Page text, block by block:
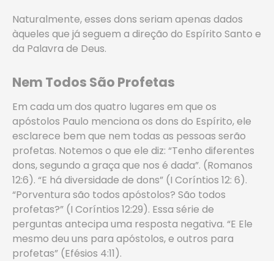
Naturalmente, esses dons seriam apenas dados
àqueles que já seguem a direção do Espírito Santo e
da Palavra de Deus.
Nem Todos São Profetas
Em cada um dos quatro lugares em que os
apóstolos Paulo menciona os dons do Espírito, ele
esclarece bem que nem todas as pessoas serão
profetas. Notemos o que ele diz: “Tenho diferentes
dons, segundo a graça que nos é dada”. (Romanos
12:6). “E há diversidade de dons” (I Coríntios 12: 6).
“Porventura são todos apóstolos? São todos
profetas?” (I Coríntios 12:29). Essa série de
perguntas antecipa uma resposta negativa. “E Ele
mesmo deu uns para apóstolos, e outros para
profetas” (Efésios 4:11).